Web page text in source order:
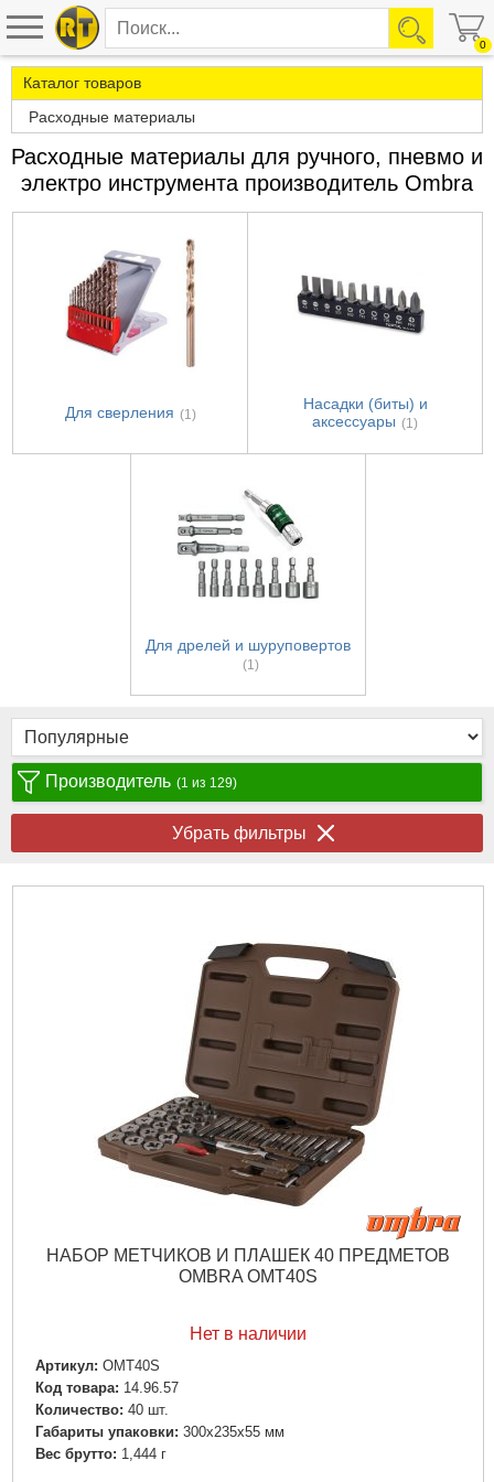
0
Каталог товаров
Расходные материалы
Расходные материалы для ручного, пневмо и
электро инструмента производитель Ombra
Для сверления (1)
Насадки (биты) и
аксессуары (1)
Для дрелей и шуруповертов
(1)
Производитель (1 из 129)
Убрать фильтры
НАБОР МЕТЧИКОВ И ПЛАШЕК 40 ПРЕДМЕТОВ
OMBRA OMT40S
Нет в наличии
Артикул: OMT40S
Код товара: 14.96.57
Количество: 40 шт.
Габариты упаковки: 300x235x55 мм
Вес брутто: 1,444 г